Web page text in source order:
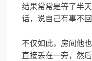
结果常常是等了半
话，说自己有事不回
不仅如此，房间他
直接丢在一旁，然